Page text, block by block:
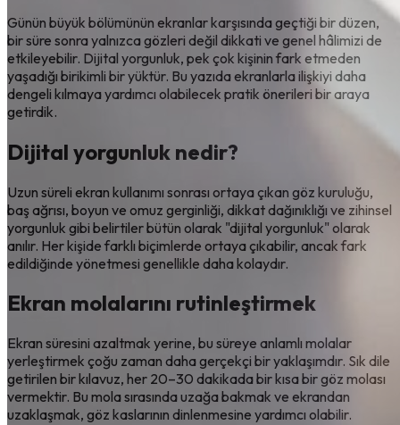
Günün büyük bölümünün ekranlar karşısında geçtiği bir düzen,
bir süre sonra yalnızca gözleri değil dikkati ve genel hâlimizi de
etkileyebilir. Dijital yorgunluk, pek çok kişinin fark etmeden
yaşadığı birikimli bir yüktür. Bu yazıda ekranlarla ilişkiyi daha
dengeli kılmaya yardımcı olabilecek pratik önerileri bir araya
getirdik.
Dijital yorgunluk nedir?
Uzun süreli ekran kullanımı sonrası ortaya çıkan göz kuruluğu,
baş ağrısı, boyun ve omuz gerginliği, dikkat dağınıklığı ve zihinsel
yorgunluk gibi belirtiler bütün olarak "dijital yorgunluk" olarak
anılır. Her kişide farklı biçimlerde ortaya çıkabilir, ancak fark
edildiğinde yönetmesi genellikle daha kolaydır.
Ekran molalarını rutinleştirmek
Ekran süresini azaltmak yerine, bu süreye anlamlı molalar
yerleştirmek çoğu zaman daha gerçekçi bir yaklaşımdır. Sık dile
getirilen bir kılavuz, her 20–30 dakikada bir kısa bir göz molası
vermektir. Bu mola sırasında uzağa bakmak ve ekrandan
uzaklaşmak, göz kaslarının dinlenmesine yardımcı olabilir.